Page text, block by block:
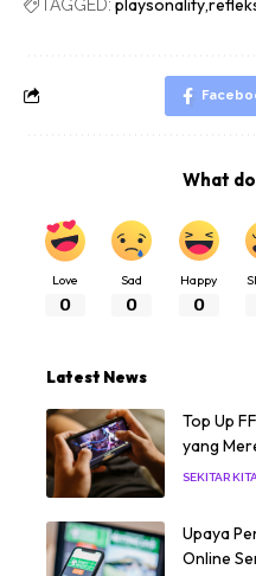
TAGGED: playsonality
What
Love
0
Sad
0
Happy
0
Latest News
Top Up
yang
SEKITAR
Upaya
Online